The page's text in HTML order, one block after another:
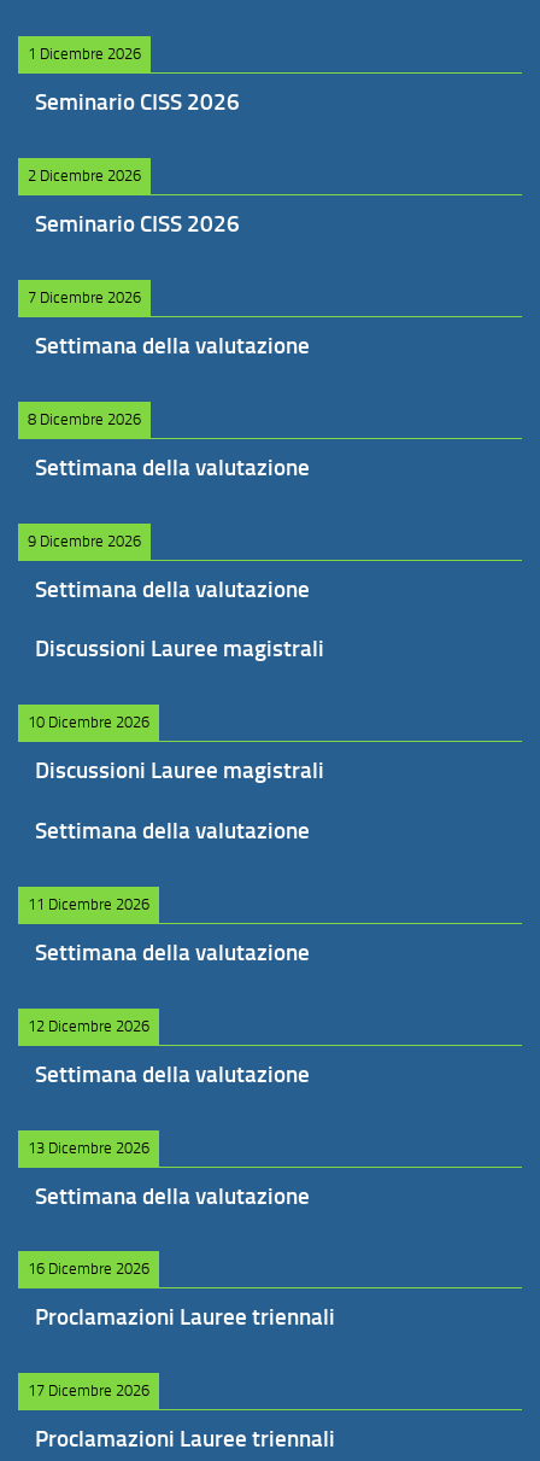
1 Dicembre 2026
Seminario CISS 2026
2 Dicembre 2026
Seminario CISS 2026
7 Dicembre 2026
Settimana della valutazione
8 Dicembre 2026
Settimana della valutazione
9 Dicembre 2026
Settimana della valutazione
Discussioni Lauree magistrali
10 Dicembre 2026
Discussioni Lauree magistrali
Settimana della valutazione
11 Dicembre 2026
Settimana della valutazione
12 Dicembre 2026
Settimana della valutazione
13 Dicembre 2026
Settimana della valutazione
16 Dicembre 2026
Proclamazioni Lauree triennali
17 Dicembre 2026
Proclamazioni Lauree triennali